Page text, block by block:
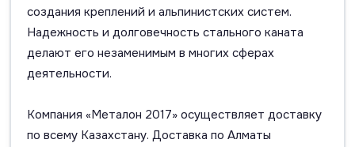
создания креплений и альпинистских систем.
Надежность и долговечность стального каната
делают его незаменимым в многих сферах
деятельности.
Компания «Металон 2017» осуществляет доставку
по всему Казахстану. Доставка по Алматы